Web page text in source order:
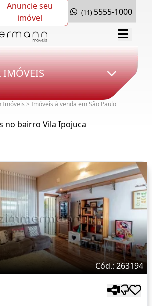
Anuncie seu
imóvel
(11) 5555-1000
IMÓVEIS
> Imóveis à venda em São Paulo
no bairro Vila Ipojuca
Cód.: 263194